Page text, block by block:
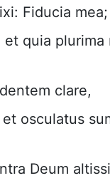
Fiducia mea;
quia plurima
clare,
osculatus
Deum